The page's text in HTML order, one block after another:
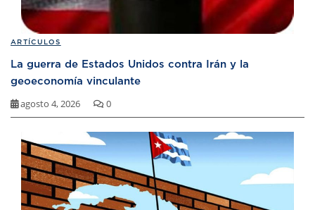
ARTÍCULOS
La guerra de Estados Unidos contra Irán y la
geoeconomía vinculante
agosto 4, 2026 0